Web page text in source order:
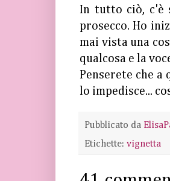
In tutto ciò, c'è
prosecco. Ho
mai vista una
qualcosa e la
Penserete che a
lo impedisce...
Pubblicato da
Etichette: vignetta